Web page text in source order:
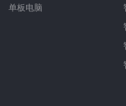
单板电脑